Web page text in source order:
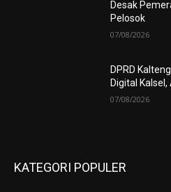
Desak
Pelosok
07/08/2026
DPRD
Digital
07/08/2026
KATEGORI POPULER